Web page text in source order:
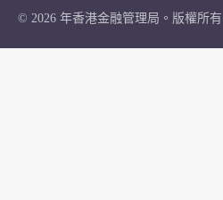
© 2026 年香港金融管理局。版權所有